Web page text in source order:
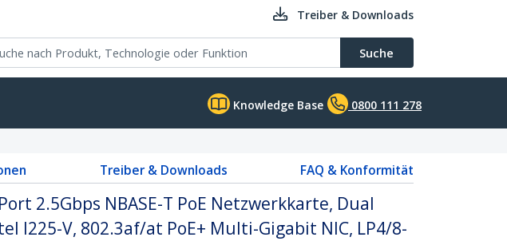
Treiber & Downloads
Suche
Knowledge Base 0800 111 278
Treiber & Downloads FAQ & Konformität
2.5Gbps NBASE-T PoE Netzwerkkarte, Dual
I225-V, 802.3af/at PoE+ Multi-Gigabit NIC, LP4/8-